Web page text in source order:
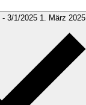
- 3/1/2025 1. März 2025